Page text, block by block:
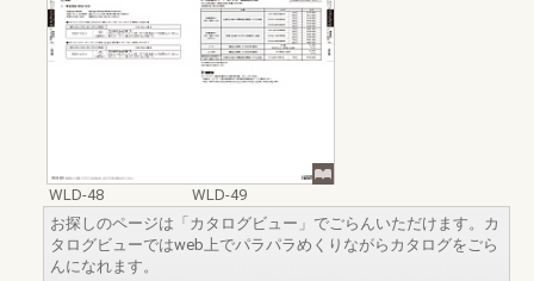
WLD-48
WLD-49
お探しのページは「カタログビュー」でごらんいただけます。カ
タログビューではweb上でパラパラめくりながらカタログをごら
んになれます。